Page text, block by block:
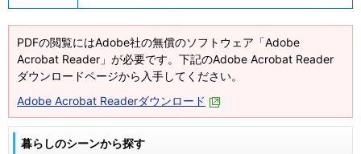
PDFの閲覧にはAdobe社の無償のソフトウェア「Adobe
Acrobat Reader」が必要です。下記のAdobe Acrobat Reader
ダウンロードページから入手してください。
Adobe Acrobat Readerダウンロード
暮らしのシーンから探す